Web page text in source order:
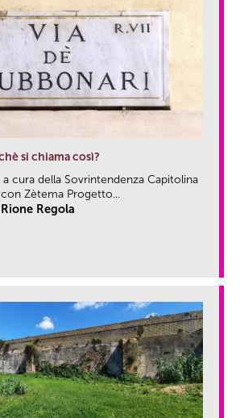
si chiama così?
cura della Sovrintendenza Capitolina
Zètema Progetto...
Regola